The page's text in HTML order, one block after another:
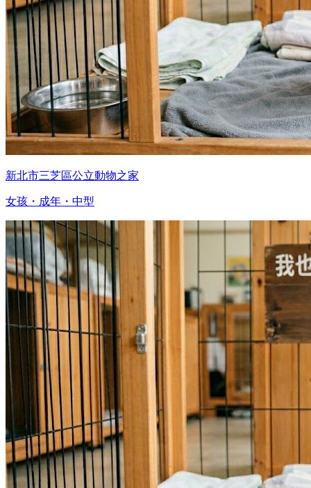
新北市三芝區公立動物之家
女孩・成年・中型